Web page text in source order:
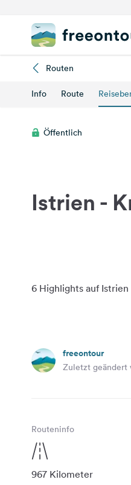
Routen
Info Route
Öffentlich
Istrien -
freeontour
Zuletzt geändert
Routeninfo
967 Kilometer